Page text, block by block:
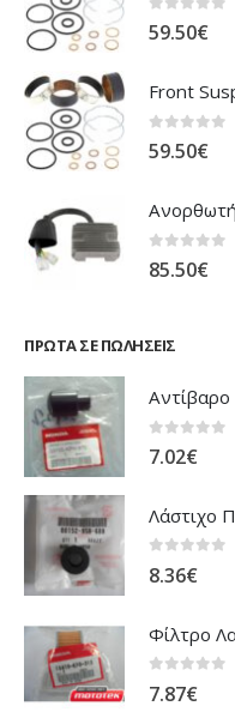
0 out of 5
59.50€
0 out of 5
59.50€
0out of 5
85.50€
ΠΡΏΤΑ ΣΕ ΠΩΛΉΣΕΙΣ
0out of 5
7.02€
0out of 5
8.36€
Φίλτρο
0out of 5
7.87€